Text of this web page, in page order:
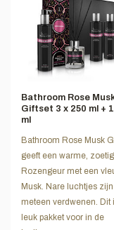
Bathroom Rose
Giftset 3 x 250 ml +
ml
Bathroom Rose Musk
geeft een warme,
Rozengeur met een
Musk. Nare luchtjes zijn
meteen verdwenen. Dit
leuk pakket voor in de